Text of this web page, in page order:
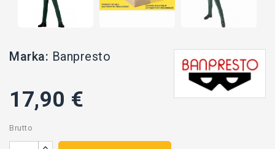
Marka: Banpresto
17,90 €
Brutto